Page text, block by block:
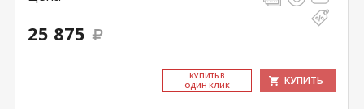
25 875
КУ­ПИТЬ В
ОДИН КЛИК
КУПИТЬ